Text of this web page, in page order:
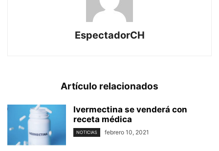
EspectadorCH
Artículo relacionados
Ivermectina se venderá con
receta médica
NOTICIAS febrero 10, 2021